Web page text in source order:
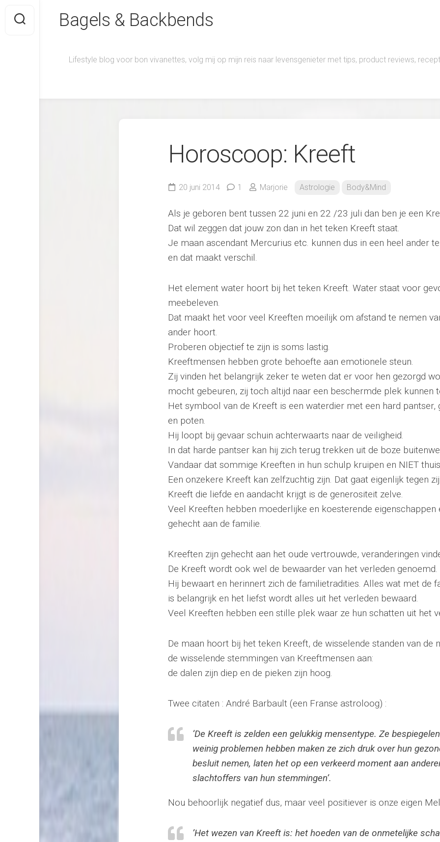
content
Bagels & Backbends
Lifestyle blog voor bon vivanettes, volg mij op mijn reis naar levensgenieter met tips, product reviews,
Horoscoop: Kreeft
20 juni 2014 1 Marjorie Astrologie Body&Mind
Als je geboren bent tussen 22 juni en 22 /23 juli dan ben je een
Dat wil zeggen dat jouw zon dan in het teken Kreeft staat.
Je maan ascendant Mercurius etc. kunnen dus in een heel ander
en dat maakt verschil.
Het element water hoort bij het teken Kreeft. Water staat voor
meebeleven.
Dat maakt het voor veel Kreeften moeilijk om afstand te nemen
ander hoort.
Proberen objectief te zijn is soms lastig.
Kreeftmensen hebben grote behoefte aan emotionele steun.
Zij vinden het belangrijk zeker te weten dat er voor hen gezorgd
mocht gebeuren, zij toch altijd naar een beschermde plek kunnen
Het symbool van de Kreeft is een waterdier met een hard pantser,
en poten.
Hij loopt bij gevaar schuin achterwaarts naar de veiligheid.
In dat harde pantser kan hij zich terug trekken uit de boze
Vandaar dat sommige Kreeften in hun schulp kruipen en NIET
Een onzekere Kreeft kan zelfzuchtig zijn. Dat gaat eigenlijk tegen
Kreeft die liefde en aandacht krijgt is de generositeit zelve.
Veel Kreeften hebben moederlijke en koesterende eigenschappen
gehecht aan de familie.
Kreeften zijn gehecht aan het oude vertrouwde, veranderingen
De Kreeft wordt ook wel de bewaarder van het verleden genoemd.
Hij bewaart en herinnert zich de familietradities. Alles wat met de
is belangrijk en het liefst wordt alles uit het verleden bewaard.
Veel Kreeften hebben een stille plek waar ze hun schatten uit het
De maan hoort bij het teken Kreeft, de wisselende standen van de
de wisselende stemmingen van Kreeftmensen aan:
de dalen zijn diep en de pieken zijn hoog.
Twee citaten : André Barbault (een Franse astroloog) :
‘De Kreeft is zelden een gelukkig mensentype. Ze
weinig problemen hebben maken ze zich druk over hun
besluit nemen, laten het op een verkeerd moment aan
slachtoffers van hun stemmingen’.
Nou behoorlijk negatief dus, maar veel positiever is onze eigen
’Het wezen van Kreeft is: het hoeden van de onmetelijke